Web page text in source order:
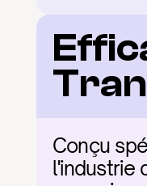
Conçu
l'industrie